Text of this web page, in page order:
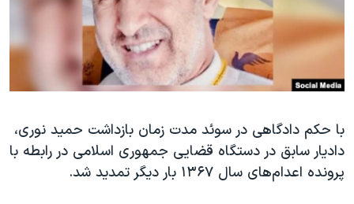
علم و فناوری
اسرائیل در جنگ
آرشیو پخش زنده
حمله جمهوری اسلامی به اسرائیل
رمز مهسا
ورزش زنان در ایران
مجموعه مستندهای دادخواهی
تریبونال مردمی آبان ۹۸
دادگاه حمید نوری
زبانهای مختلف
با حکم دادگاهی در سوئد مدت زمان بازداشت حمید نوری،
دادیار سابق در دستگاه قضایی جمهوری اسلامی در رابطه با
پرونده اعدام‌های سال ۱۳۶۷ بار دیگر تمدید شد.